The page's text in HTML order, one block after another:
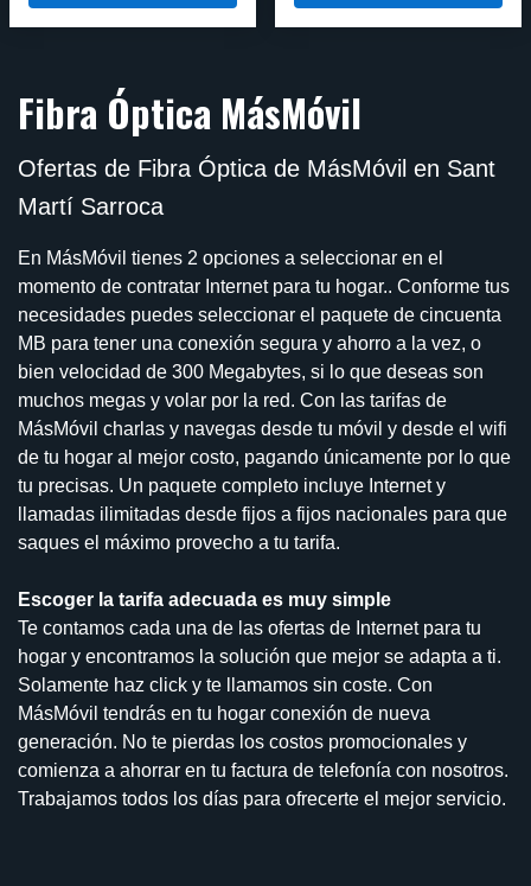
Fibra Óptica MásMóvil
Ofertas de Fibra Óptica de MásMóvil en Sant
Martí Sarroca
En MásMóvil tienes 2 opciones a seleccionar en el
momento de contratar Internet para tu hogar.. Conforme tus
necesidades puedes seleccionar el paquete de cincuenta
MB para tener una conexión segura y ahorro a la vez, o
bien velocidad de 300 Megabytes, si lo que deseas son
muchos megas y volar por la red. Con las tarifas de
MásMóvil charlas y navegas desde tu móvil y desde el wifi
de tu hogar al mejor costo, pagando únicamente por lo que
tu precisas. Un paquete completo incluye Internet y
llamadas ilimitadas desde fijos a fijos nacionales para que
saques el máximo provecho a tu tarifa.
Escoger la tarifa adecuada es muy simple
Te contamos cada una de las ofertas de Internet para tu
hogar y encontramos la solución que mejor se adapta a ti.
Solamente haz click y te llamamos sin coste. Con
MásMóvil tendrás en tu hogar conexión de nueva
generación. No te pierdas los costos promocionales y
comienza a ahorrar en tu factura de telefonía con nosotros.
Trabajamos todos los días para ofrecerte el mejor servicio.